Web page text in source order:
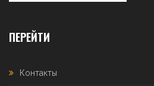
ПЕРЕЙТИ
Контакты